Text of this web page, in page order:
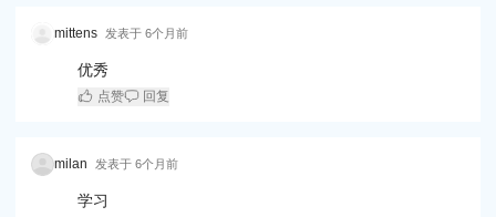
mittens 发表于 6个月前
优秀
点赞 回复
milan 发表于 6个月前
学习